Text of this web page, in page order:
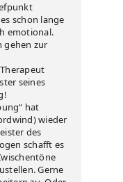
schon lange
emotional.
gehen zur
seines
hat
wieder
des
schafft es
Gerne